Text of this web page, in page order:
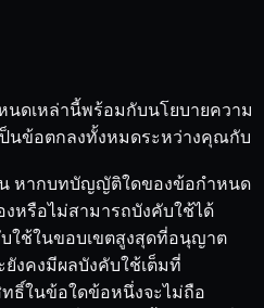
ดเหล่านี้พร้อมกับนโยบายความ
ป็นข้อตกลงทั้งหมดระหว่างคุณกับ
หากบทบัญญัติใดของข้อกำหนด
หรือไม่สามารถบังคับใช้ได้
ช้ในขอบเขตสูงสุดที่อนุญาต
งคงมีผลบังคับใช้เต็มที่
ธิ์ในข้อใดข้อหนึ่งจะไม่ถือ